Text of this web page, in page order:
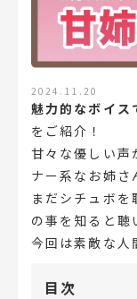
2024.11.20
魅力的なボイス
をご紹介！
甘々な優しい声
ナー系なお姉さ
まだシチュボを
の事を知ると聴
今回は素敵な人
目次